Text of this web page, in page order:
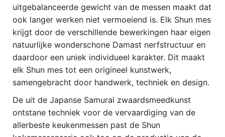
uitgebalanceerde gewicht van de messen maakt dat
ook langer werken niet vermoeiend is. Elk Shun mes
krijgt door de verschillende bewerkingen haar eigen
natuurlijke wonderschone Damast nerfstructuur en
daardoor een uniek individueel karakter. Dit maakt
elk Shun mes tot een origineel kunstwerk,
samengebracht door handwerk, techniek en design.
De uit de Japanse Samurai zwaardsmeedkunst
ontstane techniek voor de vervaardiging van de
allerbeste keukenmessen past de Shun